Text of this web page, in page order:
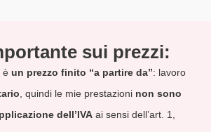
sui prezzi:
è un prezzo finito “a partire da”: lavoro
, quindi le mie prestazioni non sono
dell’IVAai sensi dell’art. 1,